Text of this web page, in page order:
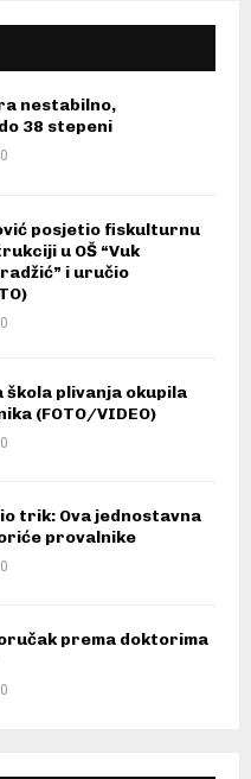
nestabilno,
38 stepeni
0
posjetio fiskulturnu
u OŠ “Vuk
i uručio
0
škola plivanja okupila
(FOTO/VIDEO)
0
trik: Ova jednostavna
provalnike
0
prema doktorima
0